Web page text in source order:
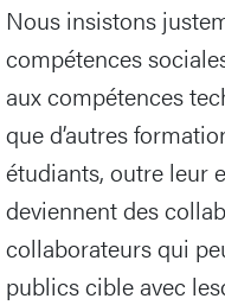
Nous insistons
compétences
aux compétences
que d’autres
étudiants, outre leur
deviennent des
collaborateurs qui
publics cible avec